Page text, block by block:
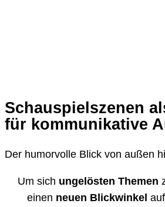
Schauspielszenen
für kommunikative
Der humorvolle Blick von außen
Um sich ungelösten Themen
einen neuen Blickwinkel